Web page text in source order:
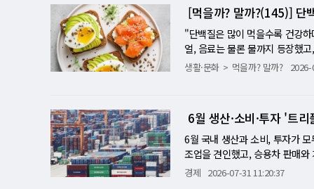
출하량 감소를 만회하지 못하
지나치게 올릴 경우 수요 감소
팔리는' 시장 지속 시장에서는
이 단기간에 해소되기 어렵고,
상된다. 출하량은 당분간 감소세
고 있다.
스토어 등 경쟁 플랫폼과도 여
장은 기존 고객의 지출이 지속
있다고 강조했다. 고객 기반이
이익률 하락 그러나 고객 회복에
회복하기 위해 할인과 보상을
확대가 구조적인 비용 증가가
면 판촉비를 줄여 이익률을 다
회복을 기대하기는 어렵다. 세무
분기에 포함돼 거래액 증가세에
끼리 따로 연락해 가격을 다시
맞춘 것으로 드러났다. 담합 적
했다. 담합이 적발된 2023년 11
보면 대형마트 삼겹살 판매가
다. 담합이 깨진 뒤 납품업체들
에 미치는 영향이 큰 대표적인
정거래위원회가 현장조사에 나
준법경영을 감독해야 할 법무팀
원 4명을 별도로 특정해 기소했
간"이라는 원칙을 세금으로 구
치라도 한 채를 보유하면 상대
는 '똘똘한 한 채' 선호 현상이
논란이 이어졌다. 정부는 이런
년부터는 동일한 과세표준이라
시가 20억~30억원 구간은 세
가 35억원을 넘기기 시작하면
이다. 특히 시가 46억원 이상 초
커진다. 예를 들어 시가 46억원
로 추산된다. 시가 50억원 이상
했다. [미니해설] AI가 끌어올
범용 D램과 낸드플래시 가격까
는 범용 제품의 공급이 줄고, 수
D램익스체인지에 따르면 7월
했다. 2016년 6월 조사 시작 당
드서비스사업자들이 AI 데이터
높은 서버용 제품과 첨단 공정
줄어들고 있다. 트렌드포스는 주
용 D램 고정거래가격이 전 분
만 여전히 PC와 서버, 산업용 장
[먹을까? 말까?(145)] 단
"단백질은 많이 먹을수록 건강
얼, 음료는 물론 물까지 등장했
대규모 연구는 이 같은 흐름에
사 기능을 개선하고, 염증과 세
칼로리보다 '단백질'이 더 중요
면 암과 대사질환 발생 위험이
간 식사량 자체를 줄이는 생활을
리와 생쥐를 대상으로 한 연구
생활·문화 먹을까? 말까?
6월 생산·소비·투자 '트
6월 국내 생산과 소비, 투자가
조업을 견인했고, 승용차 판매
업활동동향'에 따르면 지난달
경제 2026-07-31 11:20:37